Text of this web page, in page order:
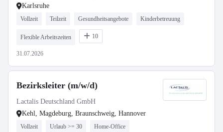
Karlsruhe
Vollzeit Teilzeit Gesundheitsangebote Kinderbetreuung
Flexible Arbeitszeiten 10
31.07.2026
Bezirksleiter (m/w/d)
Lactalis Deutschland GmbH
Kehl, Magdeburg, Braunschweig, Hannover
Vollzeit Urlaub >= 30 Home-Office